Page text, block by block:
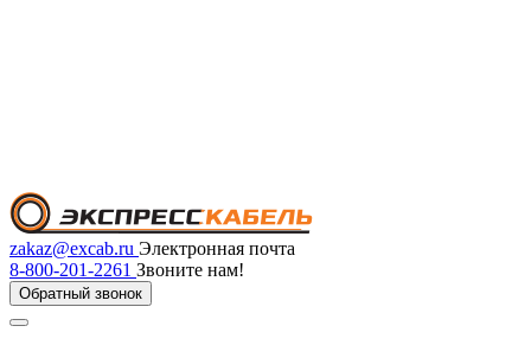
zakaz@excab.ru Электронная почта
8-800-201-2261 Звоните нам!
Обратный звонок